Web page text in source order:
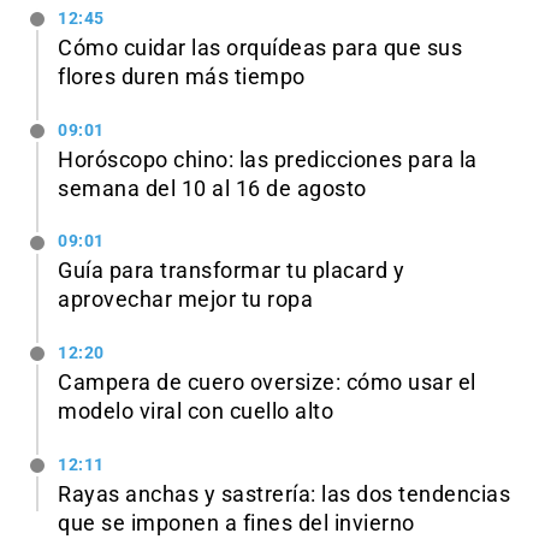
12:45
Cómo cuidar las orquídeas para que sus
flores duren más tiempo
09:01
Horóscopo chino: las predicciones para la
semana del 10 al 16 de agosto
09:01
Guía para transformar tu placard y
aprovechar mejor tu ropa
12:20
Campera de cuero oversize: cómo usar el
modelo viral con cuello alto
12:11
Rayas anchas y sastrería: las dos tendencias
que se imponen a fines del invierno